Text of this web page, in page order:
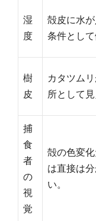
湿
度
殻皮に水
条件として
樹
皮
カタツム
所として見
捕
食
者
の
視
覚
殻の色変
は直接は
い。